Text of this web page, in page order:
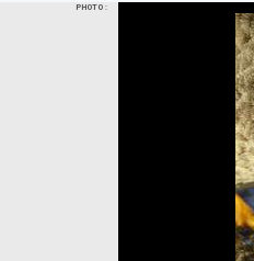
PHOTO :